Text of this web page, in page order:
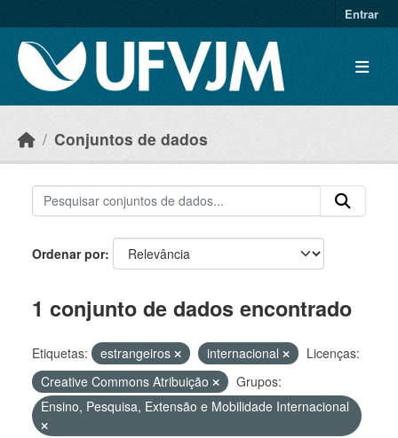
Entrar
Conjuntos de dados
Ordenar por
1 conjunto de dados encontrado
Etiquetas: estrangeiros internacional
Licenças:
Creative Commons Atribuição
Grupos:
Ensino, Pesquisa, Extensão e Mobilidade Internacional